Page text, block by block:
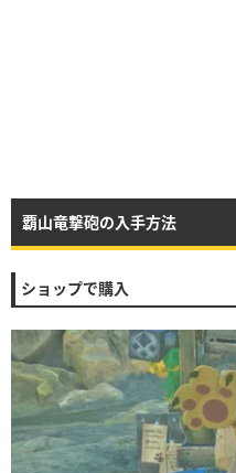
覇山竜撃砲の入手方法
ショップで購入